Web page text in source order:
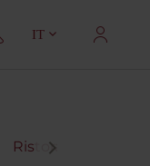
IT
Ristoranti